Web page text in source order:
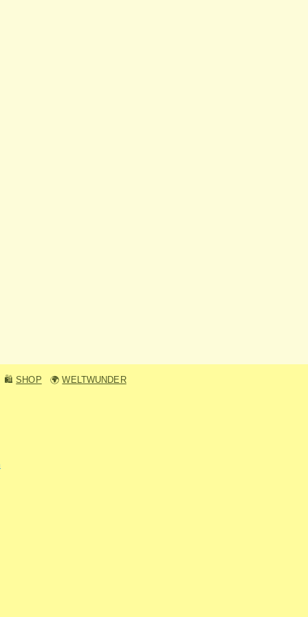
🛍️SHOP 🌍WELTWUNDER